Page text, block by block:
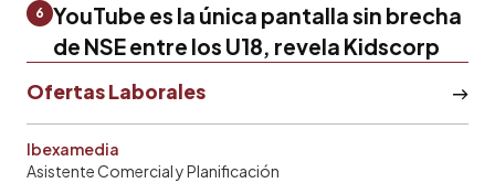
6 YouTube es la única pantalla sin brecha
de NSE entre los U18, revela Kidscorp
Ofertas Laborales
Ibexamedia
Asistente Comercial y Planificación